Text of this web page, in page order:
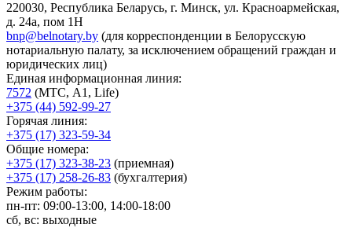
220030, Республика Беларусь, г. Минск, ул. Красноармейская,
д. 24а, пом 1Н
bnp@belnotary.by (для корреспонденции в Белорусскую
нотариальную палату, за исключением обращений граждан и
юридических лиц)
Единая информационная линия:
7572 (МТС, A1, Life)
+375 (44) 592-99-27
Горячая линия:
+375 (17) 323-59-34
Общие номера:
+375 (17) 323-38-23 (приемная)
+375 (17) 258-26-83 (бухгалтерия)
Режим работы:
пн-пт: 09:00-13:00, 14:00-18:00
сб, вс: выходные